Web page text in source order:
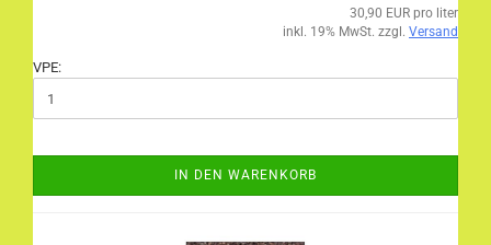
30,90 EUR pro liter
inkl. 19% MwSt. zzgl. Versand
VPE:
IN DEN WARENKORB